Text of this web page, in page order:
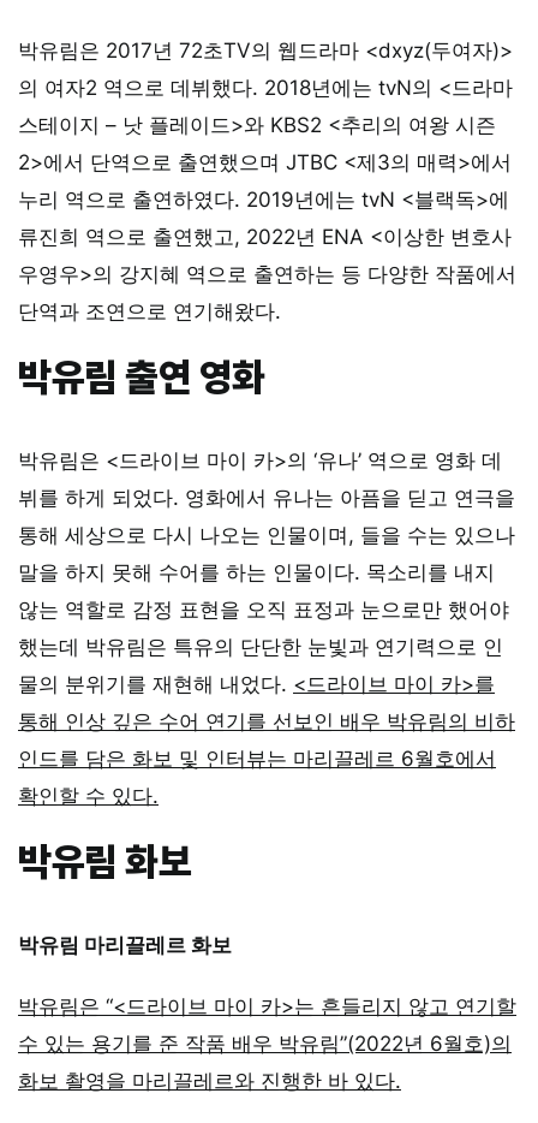
박유림은 2017년 72초TV의 웹드라마 <dxyz(두여자)>
의 여자2 역으로 데뷔했다. 2018년에는 tvN의 <드라마
스테이지 – 낫 플레이드>와 KBS2 <추리의 여왕 시즌
2>에서 단역으로 출연했으며 JTBC <제3의 매력>에서
누리 역으로 출연하였다. 2019년에는 tvN <블랙독>에
류진희 역으로 출연했고, 2022년 ENA <이상한 변호사
우영우>의 강지혜 역으로 출연하는 등 다양한 작품에서
단역과 조연으로 연기해왔다.
박유림 출연 영화
박유림은 <드라이브 마이 카>의 ‘유나’ 역으로 영화 데
뷔를 하게 되었다. 영화에서 유나는 아픔을 딛고 연극을
통해 세상으로 다시 나오는 인물이며, 들을 수는 있으나
말을 하지 못해 수어를 하는 인물이다. 목소리를 내지
않는 역할로 감정 표현을 오직 표정과 눈으로만 했어야
했는데 박유림은 특유의 단단한 눈빛과 연기력으로 인
물의 분위기를 재현해 내었다. <드라이브 마이 카>를
통해 인상 깊은 수어 연기를 선보인 배우 박유림의 비하
인드를 담은 화보 및 인터뷰는 마리끌레르 6월호에서
확인할 수 있다.
박유림 화보
박유림 마리끌레르 화보
박유림은 “<드라이브 마이 카>는 흔들리지 않고 연기할
수 있는 용기를 준 작품 배우 박유림”(2022년 6월호)의
화보 촬영을 마리끌레르와 진행한 바 있다.